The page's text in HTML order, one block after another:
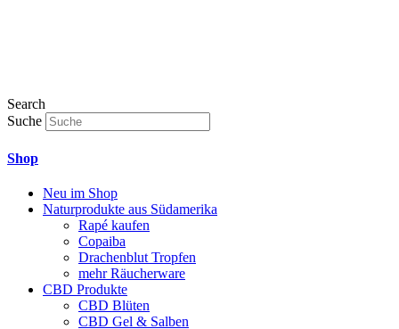
Search
Suche
Shop
Neu im Shop
Naturprodukte aus Südamerika
Rapé kaufen
Copaiba
Drachenblut Tropfen
mehr Räucherware
CBD Produkte
CBD Blüten
CBD Gel & Salben